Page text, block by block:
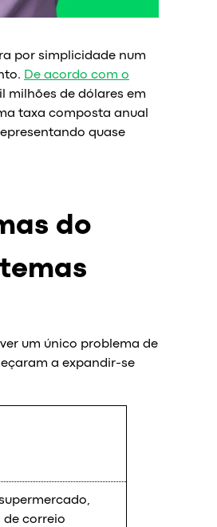
por simplicidade num
De acordo com o
milhões de dólares em
taxa composta anual
quase
do
um único problema de
a expandir-se
de correio